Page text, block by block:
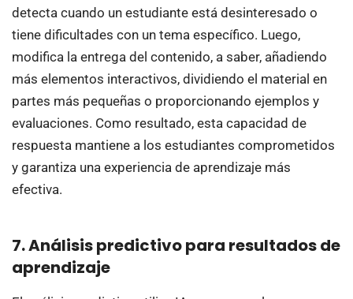
detecta cuando un estudiante está desinteresado o
tiene dificultades con un tema específico. Luego,
modifica la entrega del contenido, a saber, añadiendo
más elementos interactivos, dividiendo el material en
partes más pequeñas o proporcionando ejemplos y
evaluaciones. Como resultado, esta capacidad de
respuesta mantiene a los estudiantes comprometidos
y garantiza una experiencia de aprendizaje más
efectiva.
7. Análisis predictivo para resultados de
aprendizaje